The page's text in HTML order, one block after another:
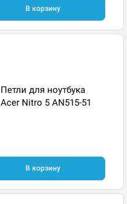
В корзину
Петли для ноутбука
Acer Nitro 5 AN515-51
В корзину